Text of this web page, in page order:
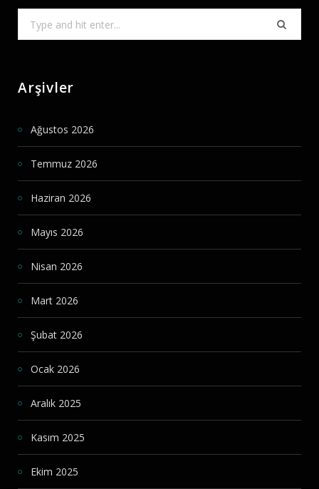
Arşivler
Ağustos 2026
Temmuz 2026
Haziran 2026
Mayıs 2026
Nisan 2026
Mart 2026
Şubat 2026
Ocak 2026
Aralık 2025
Kasım 2025
Ekim 2025